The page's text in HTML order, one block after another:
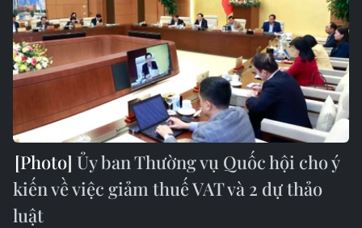
Ủy ban Thường vụ Quốc hội cho ý
kiến về việc giảm thuế VAT và 2 dự thảo
luật